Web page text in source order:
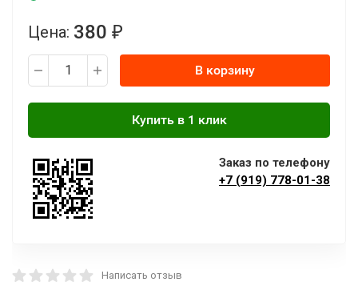
Цена: 380 ₽
В корзину
Заказ по телефону
+7 (919) 778-01-38
Написать отзыв